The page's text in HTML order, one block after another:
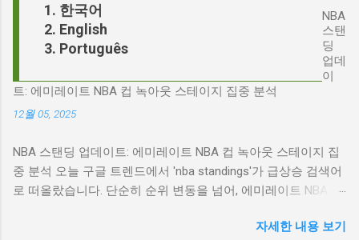
점에서 다니엘 데이 루이스의 이름이 등장하는
것은 결코 우연이 아닙니다. 그는 '메소드 연
기'의 극한을 보여주는 배우로서, 맡는 역할마다
완벽하게 몰입하여 실제 인물과 구분이 어려울
정도의 연기를 선보였습니다. <나의 왼발>에서
들이 어떻게 얽혀있는 것일까요? 최대100%세일
오늘의 특가 'Signalgate' 스캔들: 피트 헤게세스
의 그림자 먼저 'Signalgate' 스캔들의 핵심 인물
인 피트 헤게세스부터 살펴봐야 합니다. 최근 공
개된 국방부 감사 보고서에 따르면, 헤게세스는
스의 행위가 윤리적으로 심각한 문제를 야기하
며, 군의 명예를 훼손할 수 있다고 지적합니다.
Photo by Samuel Regan-Asante on Unsplash
제는 여기서 끝나지 않았습니다. 스캔들이 터진
한국어
English
Português
NBA
스탠
딩
업데
이
트: 에미레이트 NBA 컵 녹아웃 스테이지 집중 분석
12월 05, 2025
NBA 스탠딩 업데이트: 에미레이트 NBA 컵 녹아웃 스테이지 집
중 분석 오늘 구글 트렌드에서 'nba standings'가 급상승 검색어
로 떠올랐습니다. 단순히 순위 변동을 넘어, 에미레이트 NBA 컵
받고 있습니다. 이번 포스팅에서는 NBA 컵 녹아웃 스테이지 관
자세한 내용 보기